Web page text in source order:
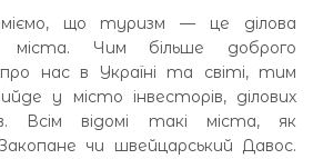
що туризм — це ділова
міста. Чим більше доброго
нас в Україні та світі, тим
у місто інвесторів, ділових
Всім відомі такі міста, як
чи швейцарський Давос.